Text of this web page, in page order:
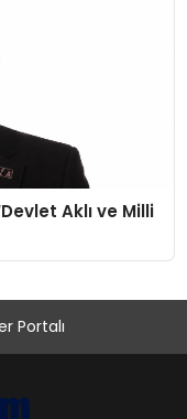
Aklı ve Milli
Portalı